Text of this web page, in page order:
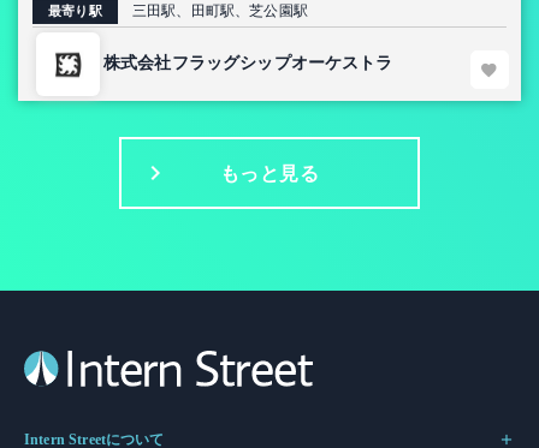
最寄り駅 三田駅、田町駅、芝公園駅
株式会社フラッグシップオーケストラ
もっと見る
Intern Streetについて